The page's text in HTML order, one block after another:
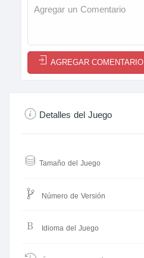
AGREGAR COMENTARIO
Detalles del Juego
Tamaño del Juego
Número de Versión
Idioma del Juego